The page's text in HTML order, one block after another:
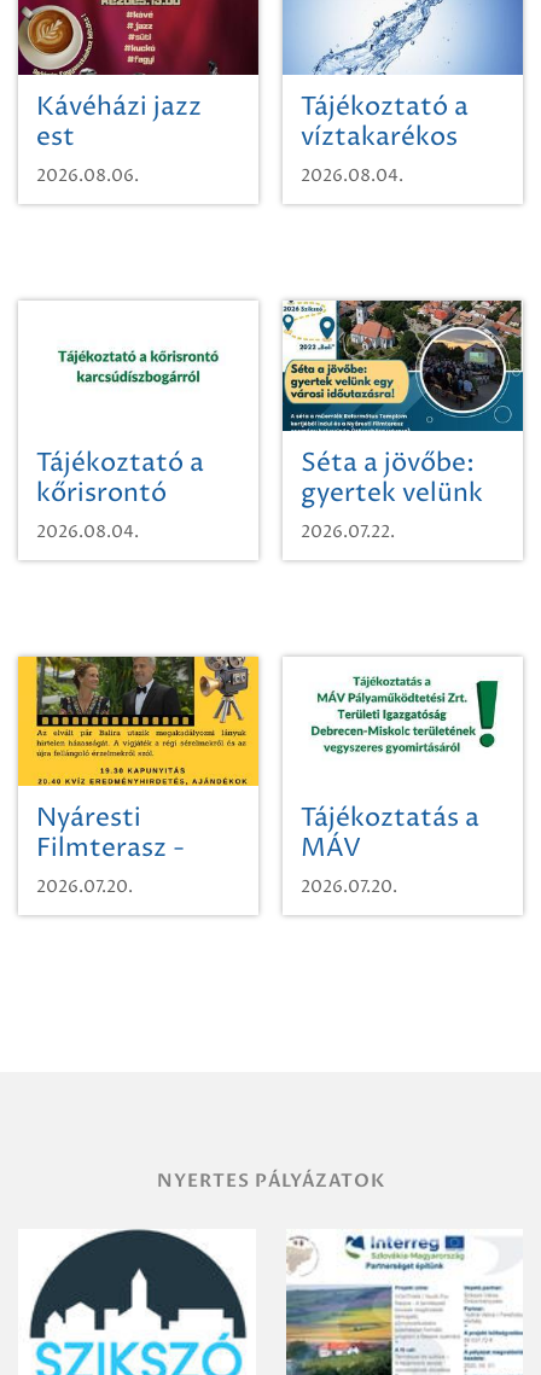
Kávéházi jazz
est
2026.08.06.
Tájékoztató a
víztakarékos
vízhasználatról
2026.08.04.
Tájékoztató a
kőrisrontó
karcsúdíszbogárról
2026.08.04.
Séta a jövőbe:
gyertek velünk
egy városi
időutazásra!
2026.07.22.
Nyáresti
Filmterasz -
Beugró a
Paradicsomba
2026.07.20.
Tájékoztatás a
MÁV
Pályaműködtetési
Zrt. Területi
2026.07.20.
NYERTES PÁLYÁZATOK